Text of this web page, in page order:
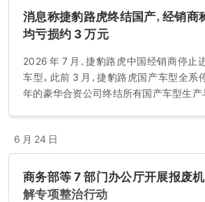
消息称捷豹路虎终结国产，经销商
均亏损约 3 万元
2026 年 7 月，捷豹路虎中国经销商停止
车型。此前 3 月，捷豹路虎国产车型全系
年的豪华合资公司终结所有国产车型生产
6 月 24 日
商务部等 7 部门办公厅开展报废
解专项整治行动